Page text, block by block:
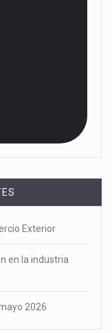
Exterior
en la industria
2026